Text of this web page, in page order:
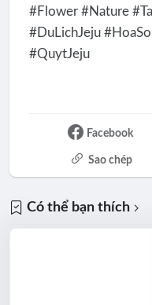
#Flower #Nature
#DuLichJeju
#QuytJeju
Facebook
Sao chép
Có thể bạn thích